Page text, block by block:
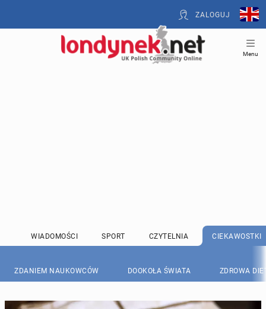
ZALOGUJ
Menu
WIADOMOŚCI SPORT CZYTELNIA CIEKAWOSTKI
ZDANIEM NAUKOWCÓW DOOKOŁA ŚWIATA ZDROWA